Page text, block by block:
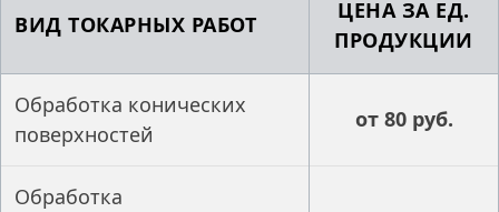
ВИД ТОКАРНЫХ РАБОТ
ЦЕНА ЗА ЕД.
ПРОДУКЦИИ
Обработка конических
поверхностей
от 80 руб.
Обработка